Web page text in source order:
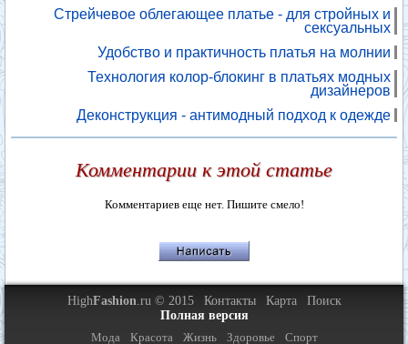
Стрейчевое облегающее платье - для стройных и
сексуальных
Удобство и практичность платья на молнии
Технология колор-блокинг в платьях модных
дизайнеров
Деконструкция - антимодный подход к одежде
Комментарии к этой статье
Комментариев еще нет. Пишите смело!
HighFashion.ru © 2015 Контакты Карта
Поиск
Полная версия
Мода
Красота Жизнь Здоровье Спорт